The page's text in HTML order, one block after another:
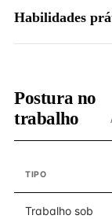
Habilidades
Postura no
trabalho
TIPO
Trabalho sob